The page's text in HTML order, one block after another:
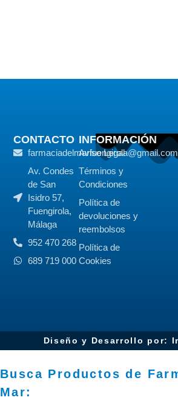
CONTACTO
farmaciadelmarfuengirola@gmail.com
Av. Condes
de San
Isidro 57,
Fuengirola,
Málaga
952 470 268
689 719 000
INFORMACIÓN
Aviso Legal
Términos y
Condiciones
Política de
devoluciones y
reembolsos
Política de
Cookies
Diseño y Desarrollo por:
Busca Productos de
Mar: